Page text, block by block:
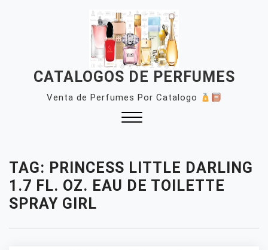
CATALOGOS DE PERFUMES
Venta de Perfumes Por Catalogo
TAG: PRINCESS LITTLE DARLING
1.7 FL. OZ. EAU DE TOILETTE
SPRAY GIRL